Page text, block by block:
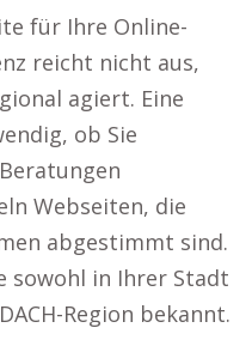
für Ihre Online-
reicht nicht aus,
agiert. Eine
ob Sie
Webseiten, die
abgestimmt sind.
sowohl in Ihrer Stadt
Region bekannt.